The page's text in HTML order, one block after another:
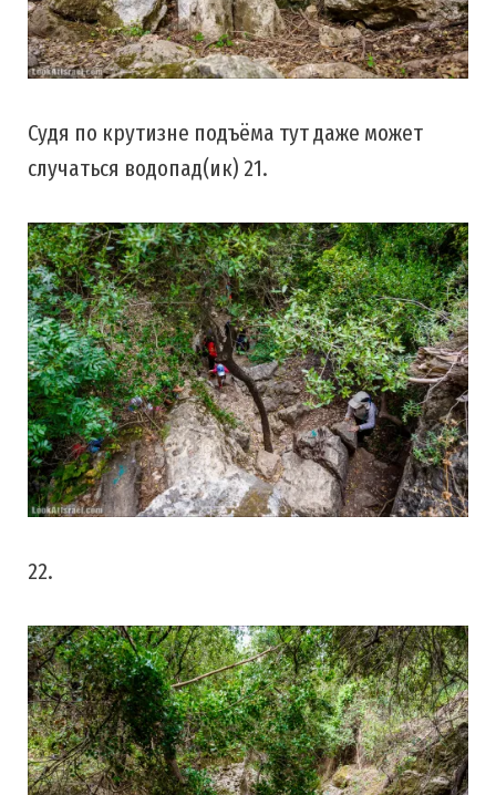
Судя по крутизне подъёма тут даже может
случаться водопад(ик) 21.
22.